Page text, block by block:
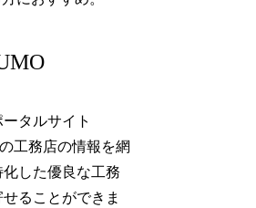
タルサイト
工務店の情報を網
した優良な工務
ることができま